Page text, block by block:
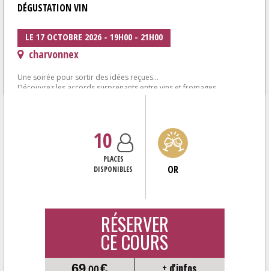
DÉGUSTATION VIN
LE 17 OCTOBRE 2026 - 19H00 - 21H00
charvonnex
Une soirée pour sortir des idées reçues...
Découvrez les accords surprenants entre vins et fromages
6 vins autour de fromages affinés de la...
10
PLACES
DISPONIBLES
OR
RÉSERVER
CE COURS
+ d'infos